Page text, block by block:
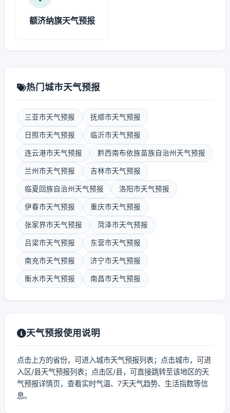
额济纳旗天气预报
热门城市天气预报
三亚市天气预报 抚顺市天气预报
日照市天气预报 临沂市天气预报
连云港市天气预报 黔西南布依族苗族自治州天气预报
兰州市天气预报 吉林市天气预报
临夏回族自治州天气预报 洛阳市天气预报
伊春市天气预报 重庆市天气预报
张家界市天气预报 菏泽市天气预报
吕梁市天气预报 东营市天气预报
南充市天气预报 济宁市天气预报
衡水市天气预报 南昌市天气预报
天气预报使用说明
点击上方的省份，可进入城市天气预报列表；点击城市，可进
入区/县天气预报列表；点击区/县，可直接跳转至该地区的天
气预报详情页，查看实时气温、7天天气趋势、生活指数等信
息。